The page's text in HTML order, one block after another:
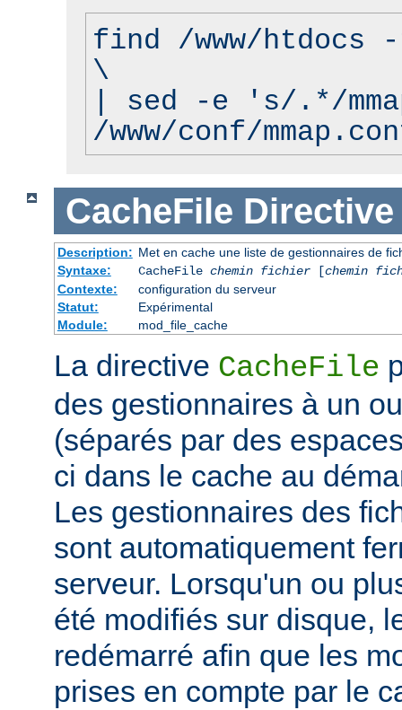
find /www/
\
| sed -e 's/.*/
/www/conf/
CacheFile Directive
Description: Met en cache une liste de gestionnaires de
Syntaxe:
CacheFile chemin fichier[chemin
Contexte:
configuration du serveur
Statut:
Expérimental
Module:
mod_file_cache
La directive CacheFile
des gestionnaires à un
(séparés par des
ci dans le cache au
Les gestionnaires des
sont automatiquement
serveur. Lorsqu'un ou
été modifiés sur disque,
redémarré afin que les
prises en compte par le